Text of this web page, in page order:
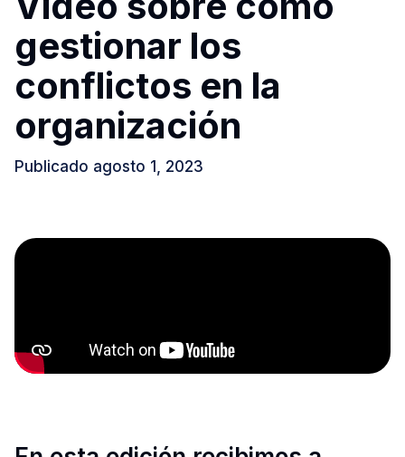
gestionar los
conflictos en la
organización
Publicado agosto 1, 2023